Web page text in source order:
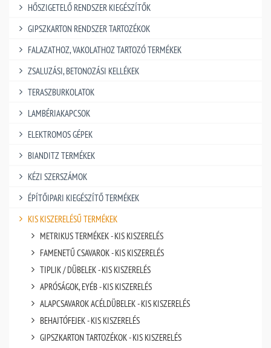
HŐSZIGETELŐ RENDSZER KIEGÉSZÍTŐK
GIPSZKARTON RENDSZER TARTOZÉKOK
FALAZATHOZ, VAKOLATHOZ TARTOZÓ TERMÉKEK
ZSALUZÁSI, BETONOZÁSI KELLÉKEK
TERASZBURKOLATOK
LAMBÉRIAKAPCSOK
ELEKTROMOS GÉPEK
BIANDITZ TERMÉKEK
KÉZI SZERSZÁMOK
ÉPÍTŐIPARI KIEGÉSZÍTŐ TERMÉKEK
KIS KISZERELÉSŰ TERMÉKEK
METRIKUS TERMÉKEK - KIS KISZERELÉS
FAMENETŰ CSAVAROK - KIS KISZERELÉS
TIPLIK / DÜBELEK - KIS KISZERELÉS
APRÓSÁGOK, EYÉB - KIS KISZERELÉS
ALAPCSAVAROK ACÉLDÜBELEK - KIS KISZERELÉS
BEHAJTÓFEJEK - KIS KISZERELÉS
GIPSZKARTON TARTOZÉKOK - KIS KISZERELÉS